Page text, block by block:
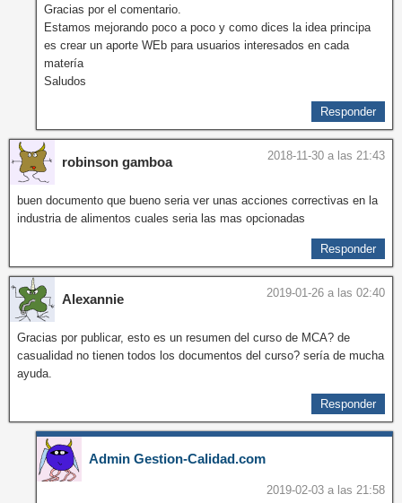
Gracias por el comentario.
Estamos mejorando poco a poco y como dices la idea principa
es crear un aporte WEb para usuarios interesados en cada
matería
Saludos
Responder
robinson gamboa 2018-11-30 a las 21:43
buen documento que bueno seria ver unas acciones correctivas en la
industria de alimentos cuales seria las mas opcionadas
Responder
Alexannie 2019-01-26 a las 02:40
Gracias por publicar, esto es un resumen del curso de MCA? de
casualidad no tienen todos los documentos del curso? sería de mucha
ayuda.
Responder
Admin Gestion-Calidad.com
2019-02-03 a las 21:58